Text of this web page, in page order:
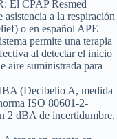
El CPAP Resmed
a la respiración
o en español APE
permite una terapia
al detectar el inicio
aire suministrada para
(Decibelio A, medida
ISO 80601-2-
2 dBA de incertidumbre,